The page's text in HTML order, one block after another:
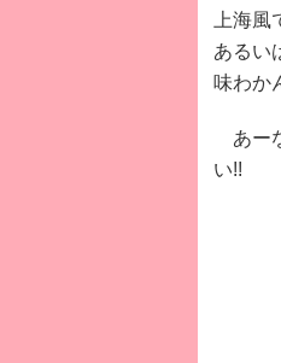
上海
あるい
味わか
あー
い!!